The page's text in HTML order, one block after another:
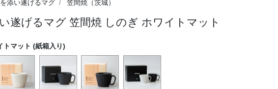
添い遂げるマグ 笠間焼（茨城）
遂げるマグ 笠間焼 しのぎ ホワイトマット
トマット (紙箱入り)